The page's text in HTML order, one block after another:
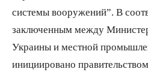
системы вооружений”. В
заключенным между
Украины и местной
инициировано